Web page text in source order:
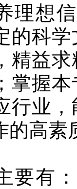
理想
的科
精益
掌握
行业
的高素
要有